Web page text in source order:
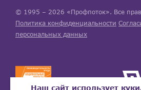
© 1995 – 2026 «Профпоток». Все
Политика конфиденциальности
персональных данных
Наш сайт использует